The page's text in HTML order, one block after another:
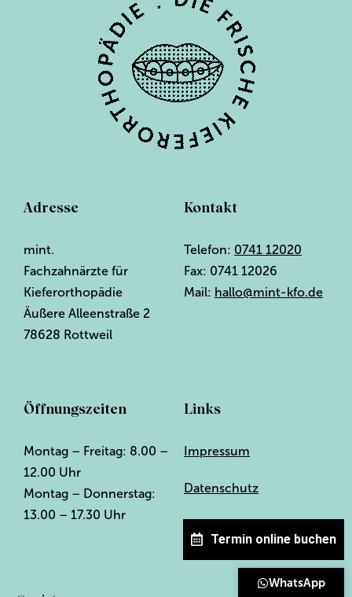
Termin online buchen
WhatsApp
Adresse
mint.
Fachzahnärzte für
Kieferorthopädie
Äußere Alleenstraße 2
78628 Rottweil
Kontakt
Telefon: 0741 12020
Fax: 0741 12026
Mail: hallo@mint-kfo.de
Öffnungszeiten
Montag – Freitag: 8.00 –
12.00 Uhr
Montag – Donnerstag:
13.00 – 17.30 Uhr
Links
Impressum
Datenschutz